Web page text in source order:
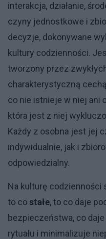
interakcja, działanie,
czyny jednostkowe i
decyzje, dokonywane
kultury codzienności.
tworzony przez
charakterystyczną
co nie istnieje w niej ani
która jest z niej
Każdy z osobna jest jej
indywidualnie, jak i
odpowiedzialny.
Na kulturę codzienności
to co stałe, to co daje
bezpieczeństwa, co
rytuału i minimalizuje